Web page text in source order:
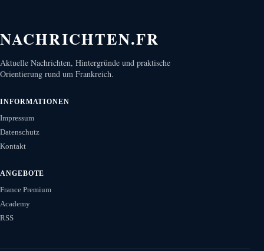
NACHRICHTEN.FR
Aktuelle Nachrichten, Hintergründe und praktische
Orientierung rund um Frankreich.
INFORMATIONEN
Impressum
Datenschutz
Kontakt
ANGEBOTE
France Premium
Academy
RSS